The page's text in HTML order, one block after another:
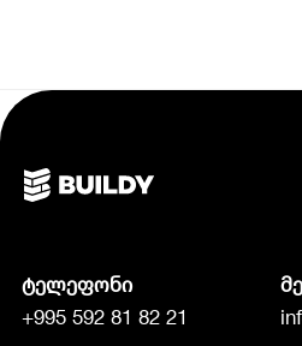
ტელეფონი
+995 592 81 82 21